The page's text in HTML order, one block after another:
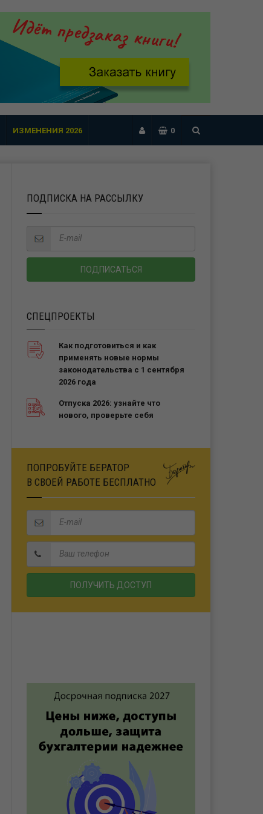
ИЗМЕНЕНИЯ 2026 0
ПОДПИСКА НА РАССЫЛКУ
СПЕЦПРОЕКТЫ
Как подготовиться и как
применять новые нормы
законодательства с 1 сентября
2026 года
Отпуска 2026: узнайте что
нового, проверьте себя
ПОПРОБУЙТЕ БЕРАТОР
В СВОЕЙ РАБОТЕ БЕСПЛАТНО